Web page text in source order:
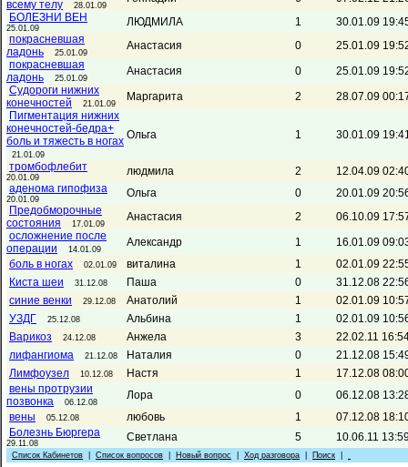
всему телу
28.01.09
БОЛЕЗНИ ВЕН
25.01.09 ЛЮДМИЛА 1
30.01.09
покрасневшая
ладонь
25.01.09
Анастасия 0
25.01.09
покрасневшая
ладонь
25.01.09
Анастасия 0
25.01.09
Судороги нижних
конечноcтей
21.01.09
Маргарита 2
28.07.09
Пигментация нижних
конечностей-бедра+
боль и тяжесть в ногах
21.01.09
Ольга 1 30.01.09
тромбофлебит
20.01.09 людмила 2
12.04.09
аденома гипофиза
20.01.09 Ольга 0
20.01.09
Предобморочные
состояния
17.01.09
Анастасия 2
06.10.09
осложнение после
операции
14.01.09
Александр 1
16.01.09
боль в ногах
02.01.09 виталина 1
02.01.09
Киста шеи
31.12.08 Паша 0
31.12.08
синие венки
29.12.08 Анатолий 1
02.01.09
УЗДГ
25.12.08 Альбина 1
02.01.09
Варикоз
24.12.08 Анжела 3
22.02.11
лифангиома
21.12.08 Наталия 0
21.12.08
Лимфоузел
10.12.08 Настя 1
17.12.08
вены протрузии
позвонка
06.12.08
Лора 0
06.12.08
вены
05.12.08 любовь 1
07.12.08
Болезнь Бюргера
29.11.08 Светлана 5 10.06.11
Список Кабинетов Список вопросов Новый вопрос Ход разговора Поиск